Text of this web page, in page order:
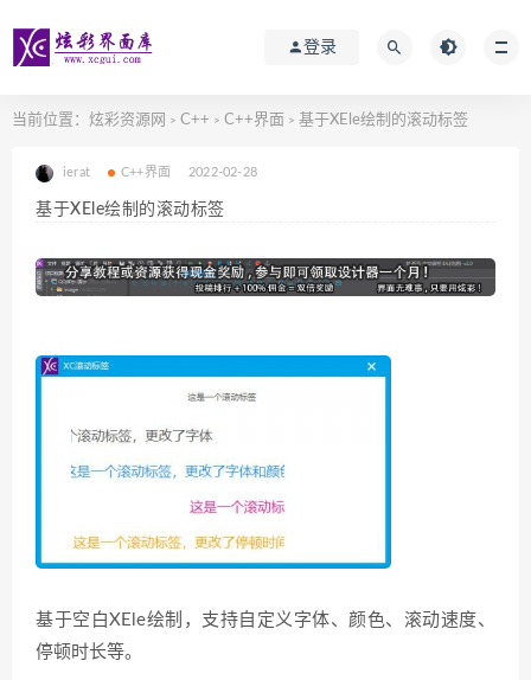
登录
当前位置： 炫彩资源网 > C++ > C++界面 > 基于XEle绘制的滚动标签
ierat C++界面 2022-02-28
基于XEle绘制的滚动标签
基于空白XEle绘制，支持自定义字体、颜色、滚动速度、
停顿时长等。